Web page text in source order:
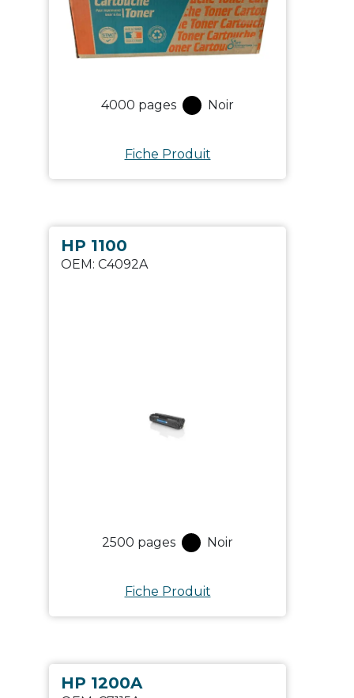
4000 pages Noir
Fiche Produit
HP 1100
OEM: C4092A
2500 pages Noir
Fiche Produit
HP 1200A